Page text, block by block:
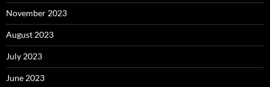
November 2023
August 2023
July 2023
June 2023